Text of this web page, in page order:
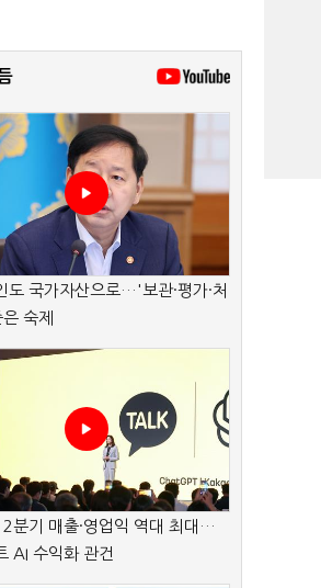
도 국가자산으로…'보관·평가·처
숙제
2분기 매출·영업익 역대 최대…
AI 수익화 관건